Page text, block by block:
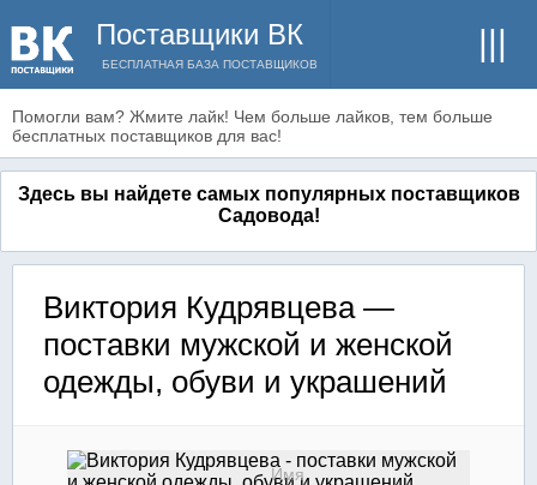
Поставщики ВК
БЕСПЛАТНАЯ БАЗА ПОСТАВЩИКОВ
Помогли вам? Жмите лайк! Чем больше лайков, тем больше
бесплатных поставщиков для вас!
Здесь вы найдете самых популярных поставщиков
Садовода!
Виктория Кудрявцева —
поставки мужской и женской
одежды, обуви и украшений
Имя